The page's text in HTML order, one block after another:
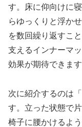
す。床に仰向けに
らゆっくりと浮か
を数回繰り返すこ
支えるインナーマ
効果が期待できます
次に紹介するのは
す。立った状態で
椅子に腰かけるよ